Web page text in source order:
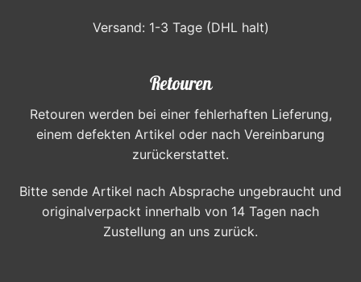
Versand: 1-3 Tage (DHL halt)
Retouren
Retouren werden bei einer fehlerhaften Lieferung,
einem defekten Artikel oder nach Vereinbarung
zurückerstattet.
Bitte sende Artikel nach Absprache ungebraucht und
originalverpackt innerhalb von 14 Tagen nach
Zustellung an uns zurück.